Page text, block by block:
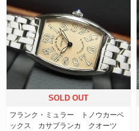
SOLD OUT
フランク・ミュラー トノウカーベ
ックス カサブランカ クオーツ